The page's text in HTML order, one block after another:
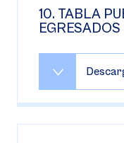
10. TABLA
EGRESADOS